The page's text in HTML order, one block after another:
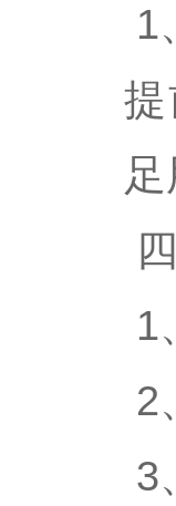
1
1
2
3